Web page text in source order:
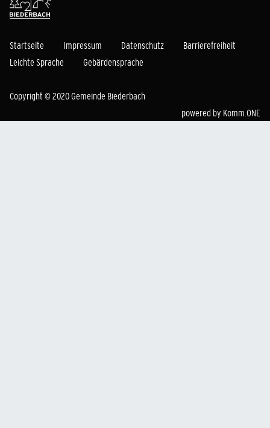
Startseite Impressum Datenschutz
Barrierefreiheit
Leichte Sprache
Gebärdensprache
Copyright © 2020 Gemeinde Biederbach
powered by Komm.ONE